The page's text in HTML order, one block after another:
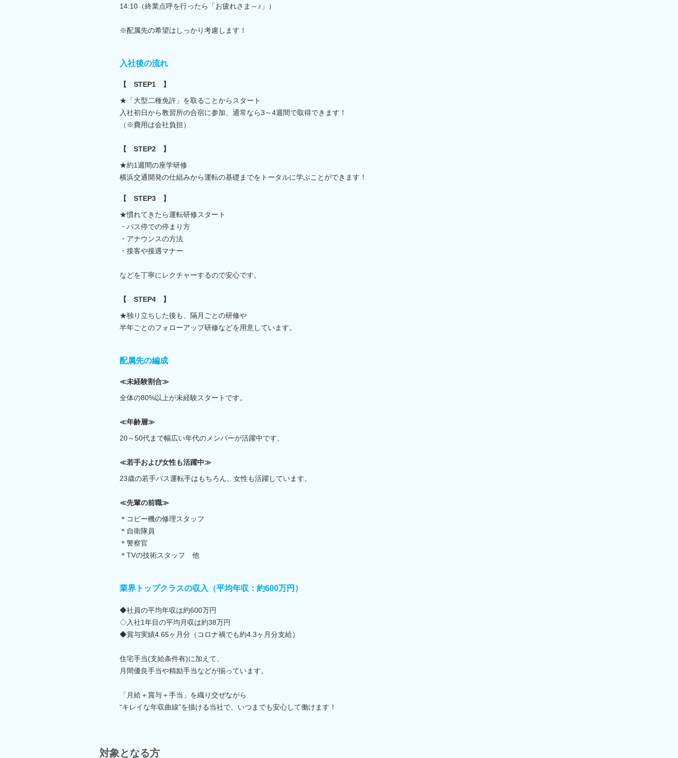
14:10（終業点呼を行ったら「お疲れさま～♪」）
※配属先の希望はしっかり考慮します！
入社後の流れ
【 STEP1 】
★「大型二種免許」を取ることからスタート
入社初日から教習所の合宿に参加、通常なら3～4週間で取得できます！
（※費用は会社負担）
【 STEP2 】
★約1週間の座学研修
横浜交通開発の仕組みから運転の基礎までをトータルに学ぶことができます！
【 STEP3 】
★慣れてきたら運転研修スタート
・バス停での停まり方
・アナウンスの方法
・接客や接遇マナー
などを丁寧にレクチャーするので安心です。
【 STEP4 】
★独り立ちした後も、隔月ごとの研修や
半年ごとのフォローアップ研修などを用意しています。
配属先の編成
≪未経験割合≫
全体の80%以上が未経験スタートです。
≪年齢層≫
20～50代まで幅広い年代のメンバーが活躍中です。
≪若手および女性も活躍中≫
23歳の若手バス運転手はもちろん、女性も活躍しています。
≪先輩の前職≫
＊コピー機の修理スタッフ
＊自衛隊員
＊警察官
＊TVの技術スタッフ 他
業界トップクラスの収入（平均年収：約600万円）
◆社員の平均年収は約600万円
◇入社1年目の平均月収は約38万円
◆賞与実績4.65ヶ月分（コロナ禍でも約4.3ヶ月分支給）
住宅手当(支給条件有)に加えて、
月間優良手当や精励手当などが揃っています。
「月給＋賞与＋手当」を織り交ぜながら
“キレイな年収曲線”を描ける当社で、いつまでも安心して働けます！
対象となる方